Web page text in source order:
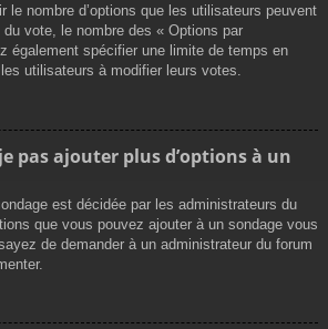
le nombre d’options que les utilisateurs peuvent
vote, le nombre des « Options par
également spécifier une limite de temps en
utilisateurs à modifier leurs votes.
pas ajouter plus d’options à un
est décidée par les administrateurs du
que vous pouvez ajouter à un sondage vous
de demander à un administrateur du forum